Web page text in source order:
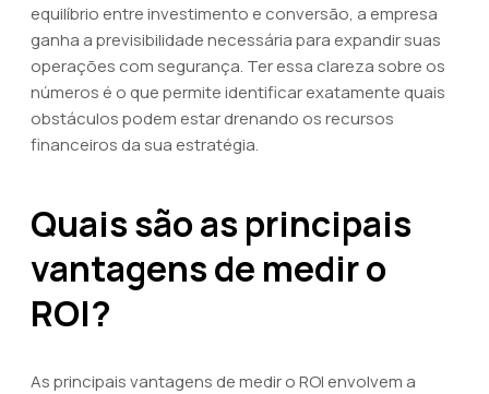
equilíbrio entre investimento e conversão, a empresa
ganha a previsibilidade necessária para expandir suas
operações com segurança. Ter essa clareza sobre os
números é o que permite identificar exatamente quais
obstáculos podem estar drenando os recursos
financeiros da sua estratégia.
Quais são as principais
vantagens de medir o
ROI?
As principais vantagens de medir o ROI envolvem a